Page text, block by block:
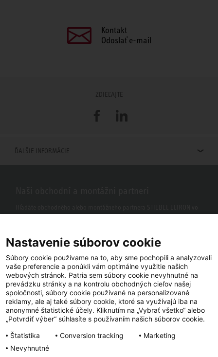
Kontakt
Odoslať e-mail
ZDIEĽAJTE
FacebookLinkedIn
ĎALŠIE INFORMÁCIE
Facebook YouTube LinkedIn
Instagram
Nastavenie súborov cookie
Súbory cookie používame na to, aby sme pochopili a analyzovali
vaše preferencie a ponúkli vám optimálne využitie našich
webových stránok. Patria sem súbory cookie nevyhnutné na
prevádzku stránky a na kontrolu obchodných cieľov našej
spoločnosti, súbory cookie používané na personalizované
reklamy, ale aj také súbory cookie, ktoré sa využívajú iba na
anonymné štatistické účely. Kliknutím na „Vybrať všetko“ alebo
„Potvrdiť výber“ súhlasíte s používaním našich súborov cookie.
Štatistika
Conversion tracking
Marketing
Nevyhnutné